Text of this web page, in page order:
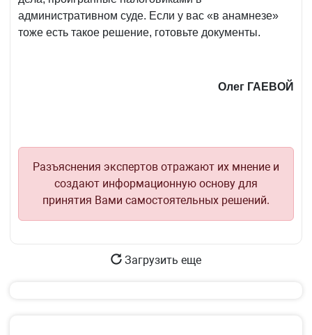
административном суде. Если у вас «в анамнезе»
тоже есть такое решение, готовьте документы.
Олег ГАЕВОЙ
Разъяснения экспертов отражают их мнение и
создают информационную основу для
принятия Вами самостоятельных решений.
Загрузить еще